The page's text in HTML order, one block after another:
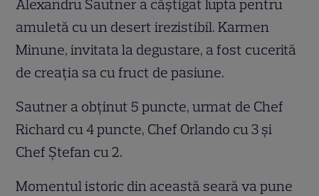
Alexandru Sautner a câștigat lupta pentru
amuletă cu un desert irezistibil. Karmen
Minune, invitata la degustare, a fost cucerită
de creația sa cu fruct de pasiune.
Sautner a obținut 5 puncte, urmat de Chef
Richard cu 4 puncte, Chef Orlando cu 3 și
Chef Ștefan cu 2.
Momentul istoric din această seară va pune